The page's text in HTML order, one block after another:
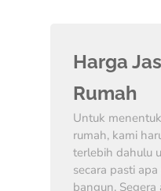
Harga
Rumah
Untuk
rumah, kami
terlebih dahulu
secara pasti
bangun.